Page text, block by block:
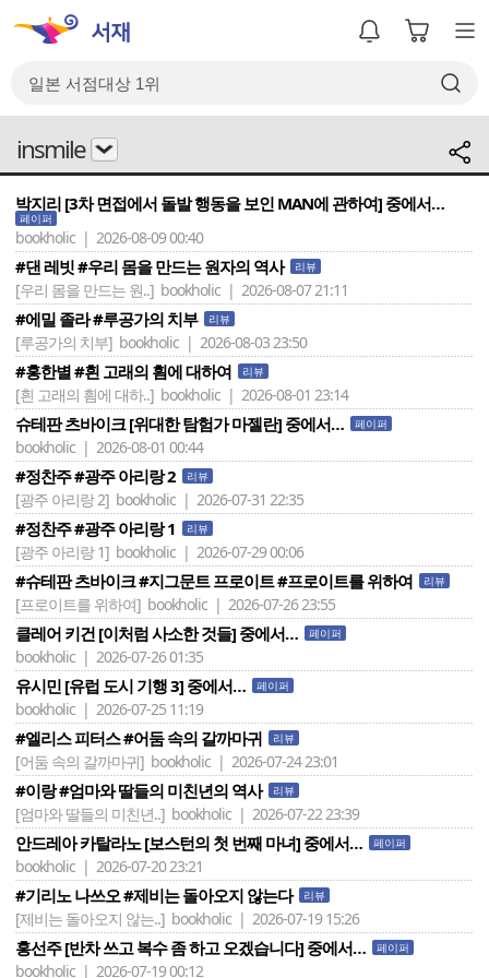
insmile
박지리 [3차 면접에서 돌발 행동을 보인 MAN에 관하여] 중에서…
페이퍼
bookholic | 2026-08-09 00:40
#댄 레빗 #우리 몸을 만드는 원자의 역사 리뷰
[우리 몸을 만드는 원..] bookholic | 2026-08-07 21:11
#에밀 졸라 #루공가의 치부 리뷰
[루공가의 치부] bookholic | 2026-08-03 23:50
#홍한별 #흰 고래의 흼에 대하여 리뷰
[흰 고래의 흼에 대하..] bookholic | 2026-08-01 23:14
슈테판 츠바이크 [위대한 탐험가 마젤란] 중에서… 페이퍼
bookholic | 2026-08-01 00:44
#정찬주 #광주 아리랑 2 리뷰
[광주 아리랑 2] bookholic | 2026-07-31 22:35
#정찬주 #광주 아리랑 1 리뷰
[광주 아리랑 1] bookholic | 2026-07-29 00:06
#슈테판 츠바이크 #지그문트 프로이트 #프로이트를 위하여 리뷰
[프로이트를 위하여] bookholic | 2026-07-26 23:55
클레어 키건 [이처럼 사소한 것들] 중에서… 페이퍼
bookholic | 2026-07-26 01:35
유시민 [유럽 도시 기행 3] 중에서… 페이퍼
bookholic | 2026-07-25 11:19
#엘리스 피터스 #어둠 속의 갈까마귀 리뷰
[어둠 속의 갈까마귀] bookholic | 2026-07-24 23:01
#이랑 #엄마와 딸들의 미친년의 역사 리뷰
[엄마와 딸들의 미친년..] bookholic | 2026-07-22 23:39
안드레아 카탈라노 [보스턴의 첫 번째 마녀] 중에서… 페이퍼
bookholic | 2026-07-20 23:21
#기리노 나쓰오 #제비는 돌아오지 않는다 리뷰
[제비는 돌아오지 않는..] bookholic | 2026-07-19 15:26
홍선주 [반차 쓰고 복수 좀 하고 오겠습니다] 중에서… 페이퍼
bookholic | 2026-07-19 00:12